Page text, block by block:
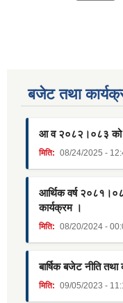
बजेट तथा
आ व २०८२।०८३ को
मिति: 08/24/2025 -
आर्थिक वर्ष
कार्यक्रम ।
मिति: 08/20/2024 -
बार्षिक बजेट नीति
मिति: 09/05/2023 -